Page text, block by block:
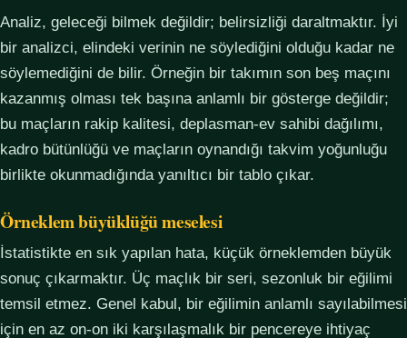
Analiz, geleceği bilmek değildir; belirsizliği daraltmaktır. İyi
bir analizci, elindeki verinin ne söylediğini olduğu kadar ne
söylemediğini de bilir. Örneğin bir takımın son beş maçını
kazanmış olması tek başına anlamlı bir gösterge değildir;
bu maçların rakip kalitesi, deplasman-ev sahibi dağılımı,
kadro bütünlüğü ve maçların oynandığı takvim yoğunluğu
birlikte okunmadığında yanıltıcı bir tablo çıkar.
Örneklem büyüklüğü meselesi
İstatistikte en sık yapılan hata, küçük örneklemden büyük
sonuç çıkarmaktır. Üç maçlık bir seri, sezonluk bir eğilimi
temsil etmez. Genel kabul, bir eğilimin anlamlı sayılabilmesi
için en az on-on iki karşılaşmalık bir pencereye ihtiyaç